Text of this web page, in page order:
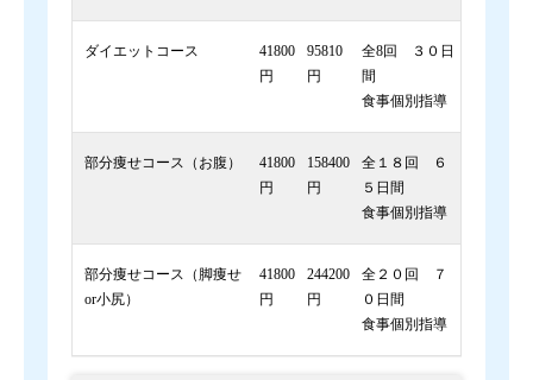
ダイエットコース
41800
円
95810
円
全8回 ３０日
間
食事個別指導
部分痩せコース（お腹）
41800
円
158400
円
全１８回 ６
５日間
食事個別指導
部分痩せコース（脚痩せ
or小尻）
41800
円
244200
円
全２０回 ７
０日間
食事個別指導